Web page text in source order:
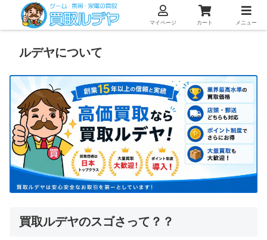
ルデヤについて
買取ルデヤのスゴさって？？
マイページ カート メニュー